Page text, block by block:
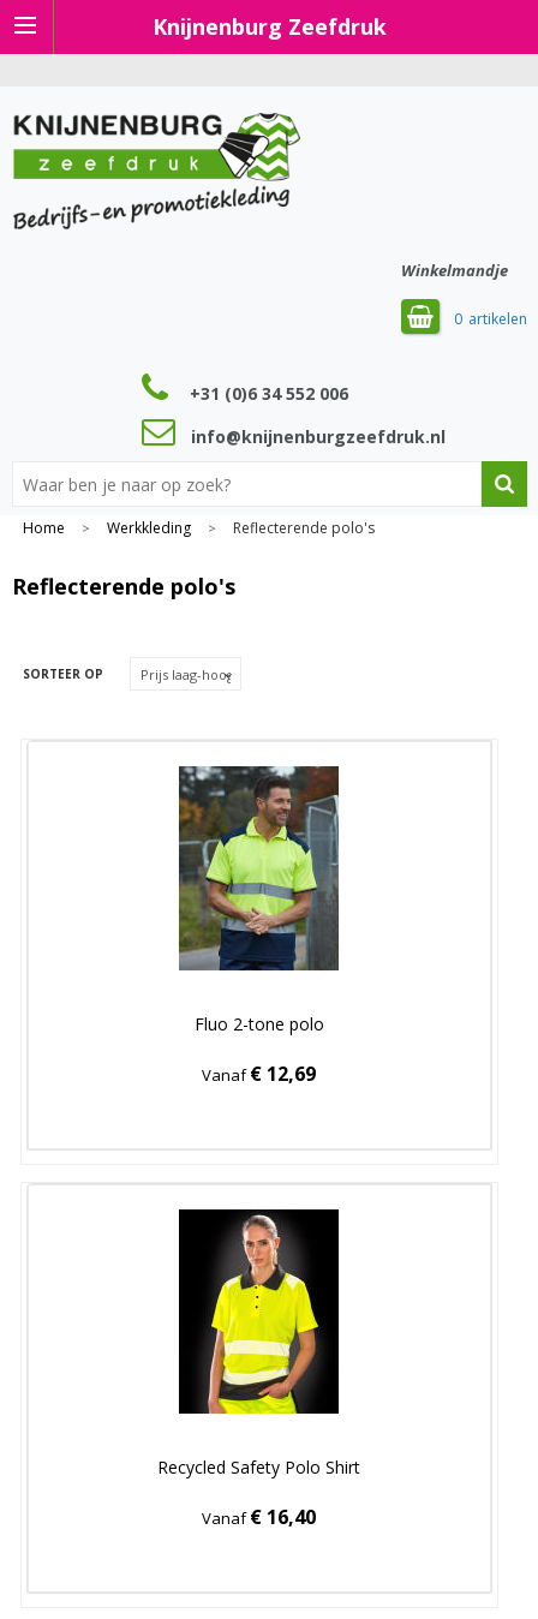
Knijnenburg Zeefdruk
Winkelmandje
0
+31 (0)6 34 552 006
info@knijnenburgzeefdruk.nl
Home > Werkkleding > Reflecterende polo's
Reflecterende polo's
SORTEER OP
Fluo 2-tone polo
Vanaf€ 12,69
Recycled Safety Polo Shirt
Vanaf€ 16,40